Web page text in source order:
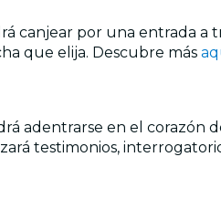
canjear por una entrada a
que elija. Descubre más
adentrarse en el corazón
testimonios,